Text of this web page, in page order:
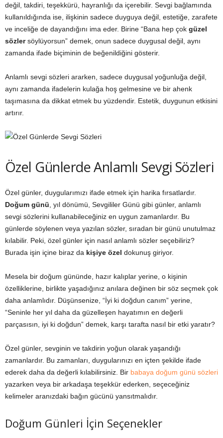
değil, takdiri, teşekkürü, hayranlığı da içerebilir. Sevgi bağlamında
kullanıldığında ise, ilişkinin sadece duyguya değil, estetiğe, zarafete
ve inceliğe de dayandığını ima eder. Birine “Bana hep çok güzel
sözlersöylüyorsun” demek, onun sadece duygusal değil, aynı
zamanda ifade biçiminin de beğenildiğini gösterir.
Anlamlı sevgi sözleri ararken, sadece duygusal yoğunluğa değil,
aynı zamanda ifadelerin kulağa hoş gelmesine ve bir ahenk
taşımasına da dikkat etmek bu yüzdendir. Estetik, duygunun etkisini
artırır.
Özel Günlerde Anlamlı Sevgi Sözleri
Özel günler, duygularımızı ifade etmek için harika fırsatlardır.
Doğum günü , yıl dönümü, Sevgililer Günü gibi günler, anlamlı
sevgi sözlerini kullanabileceğiniz en uygun zamanlardır. Bu
günlerde söylenen veya yazılan sözler, sıradan bir günü unutulmaz
kılabilir. Peki, özel günler için nasıl anlamlı sözler seçebiliriz?
Burada işin içine biraz da kişiye özel dokunuş giriyor.
Mesela bir doğum gününde, hazır kalıplar yerine, o kişinin
özelliklerine, birlikte yaşadığınız anılara değinen bir söz seçmek çok
daha anlamlıdır. Düşünsenize, “İyi ki doğdun canım” yerine,
“Seninle her yıl daha da güzelleşen hayatımın en değerli
parçasısın, iyi ki doğdun” demek, karşı tarafta nasıl bir etki yaratır?
Özel günler, sevginin ve takdirin yoğun olarak yaşandığı
zamanlardır. Bu zamanları, duygularınızı en içten şekilde ifade
ederek daha da değerli kılabilirsiniz. Bir babaya doğum günü sözleri
yazarken veya bir arkadaşa teşekkür ederken, seçeceğiniz
kelimeler aranızdaki bağın gücünü yansıtmalıdır.
Doğum Günleri İçin Seçenekler